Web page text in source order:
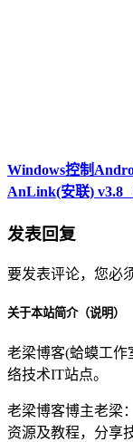
Windows控制
AnLink(安联) v3.8（
发表回复
要发表评论，您必
关于本站简介（说明）
老梁博客(蛤蟆工作
络技术IT站点。
老梁博客博主老梁
资源及教程，分享